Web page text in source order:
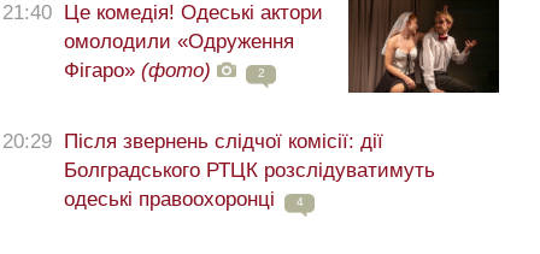
21:40
Це комедія! Одеські актори
омолодили «Одруження
Фігаро» (фото) 2
20:29
Після звернень слідчої комісії: дії
Болградського РТЦК розслідуватимуть
одеські правоохоронці
4